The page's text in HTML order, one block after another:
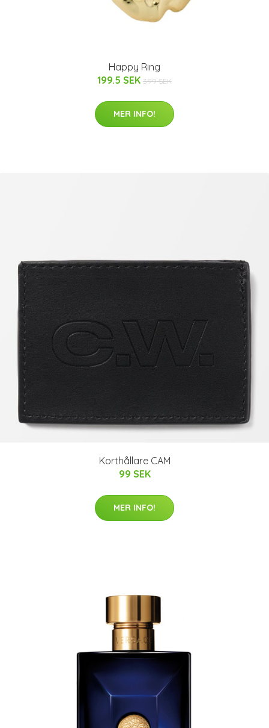
Happy Ring
199.5 SEK 399 SEK
MER INFO!
Korthållare CAM
99 SEK
MER INFO!